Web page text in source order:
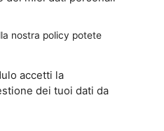
nostra policy potete
accetti la
dei tuoi dati da